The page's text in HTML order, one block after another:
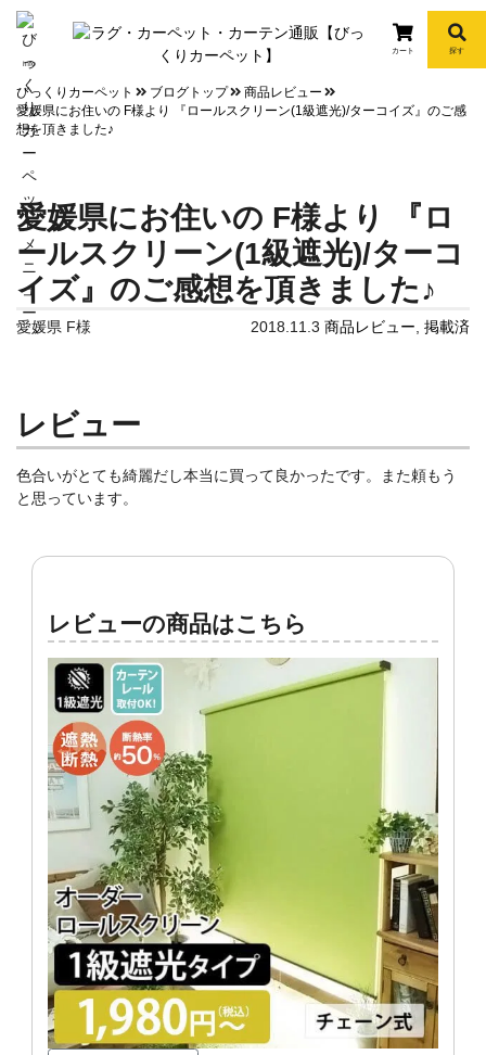
info
カート 探す
びっくりカーペット ブログトップ
商品レビュー
愛媛県にお住いの F様より 『ロールスクリーン(1級遮光)/ターコイズ』のご感
想を頂きました♪
愛媛県にお住いの F様より 『ロ
ールスクリーン(1級遮光)/ターコ
イズ』のご感想を頂きました♪
愛媛県 F様 2018.11.3 商品レビュー 掲載済
レビュー
色合いがとても綺麗だし本当に買って良かったです。また頼もう
と思っています。
レビューの商品はこちら